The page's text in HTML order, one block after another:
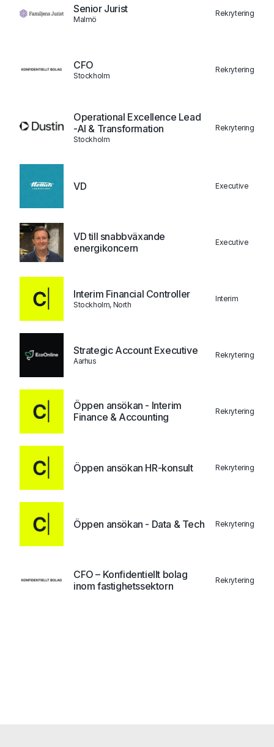
Senior Jurist
Malmö
Rekrytering
CFO
Stockholm
Rekrytering
Operational Excellence Lead
-AI & Transformation
Stockholm
Rekrytering
VD Executive
VD till snabbväxande
energikoncern
Executive
Interim Financial Controller
Stockholm, North
Interim
Strategic Account Executive
Aarhus
Rekrytering
Öppen ansökan - Interim
Finance & Accounting
Rekrytering
Öppen ansökan HR-konsult Rekrytering
Öppen ansökan - Data & Tech Rekrytering
CFO – Konfidentiellt bolag
inom fastighetssektorn
Rekrytering